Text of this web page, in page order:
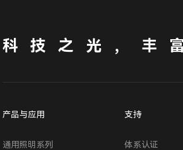
科技之光，丰
产品与应用
通用照明系列
支持
体系认证